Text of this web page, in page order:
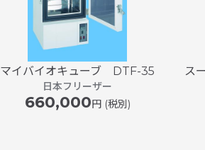
マイバイオキューブ DTF-35
日本フリーザー
660,000円 (税別)
ス